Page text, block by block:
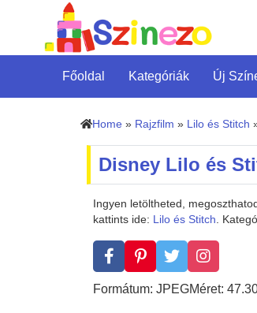
Főoldal Kategóriák Új
Home » Rajzfilm » Lilo és Stitch
Disney Lilo és
Ingyen letöltheted,
kattints ide: Lilo és Stitch.
Formátum: JPEGMéret: